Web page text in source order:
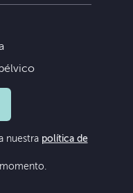
nuestra política de